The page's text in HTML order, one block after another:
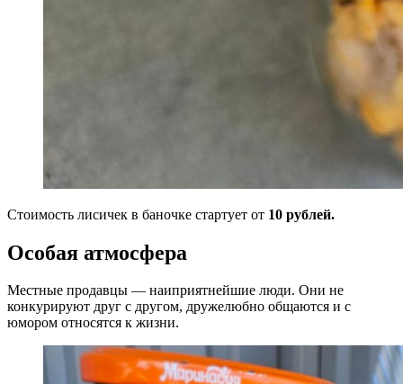
Стоимость лисичек в баночке стартует от 10 рублей.
Особая атмосфера
Местные продавцы — наиприятнейшие люди. Они не
конкурируют друг с другом, дружелюбно общаются и с
юмором относятся к жизни.